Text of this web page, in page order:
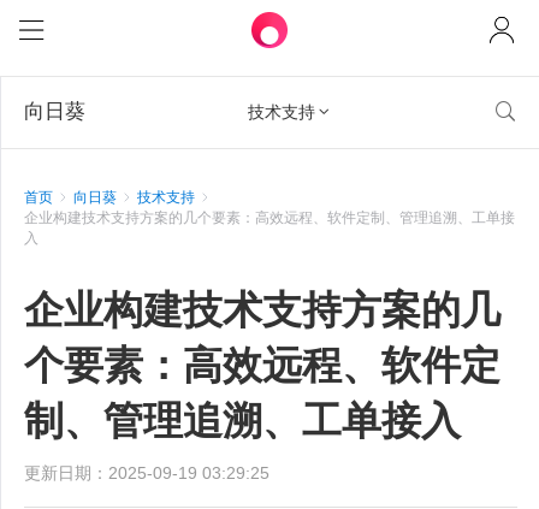
向日葵 技术支持  
首页 向日葵
技术支持
企业构建技术支持方案的几个要素：高效远程、软件定制、管理追溯、工单接
入
企业构建技术支持方案的几
个要素：高效远程、软件定
制、管理追溯、工单接入
更新日期：2025-09-19 03:29:25